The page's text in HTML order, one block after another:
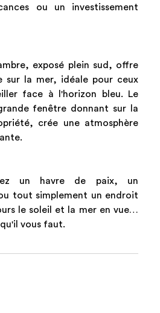
ou un investissement
exposé plein sud, offre
sur la mer, idéale pour ceux
face à l'horizon bleu. Le
fenêtre donnant sur la
crée une atmosphère
un havre de paix, un
tout simplement un endroit
le soleil et la mer en vue…
vous faut.